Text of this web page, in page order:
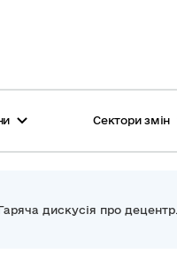
Сектори змін
дискусія про